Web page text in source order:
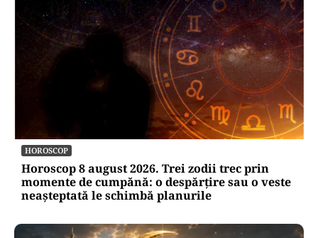
HOROSCOP
Horoscop 8 august 2026. Trei zodii trec prin
momente de cumpănă: o despărțire sau o veste
neașteptată le schimbă planurile